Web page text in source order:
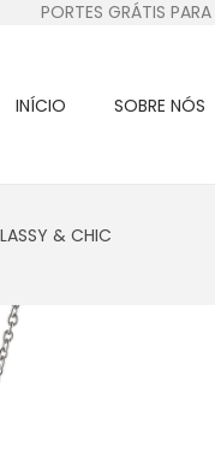
PORTES GRÁTIS
INÍCIO SOBRE NÓS
& CHIC